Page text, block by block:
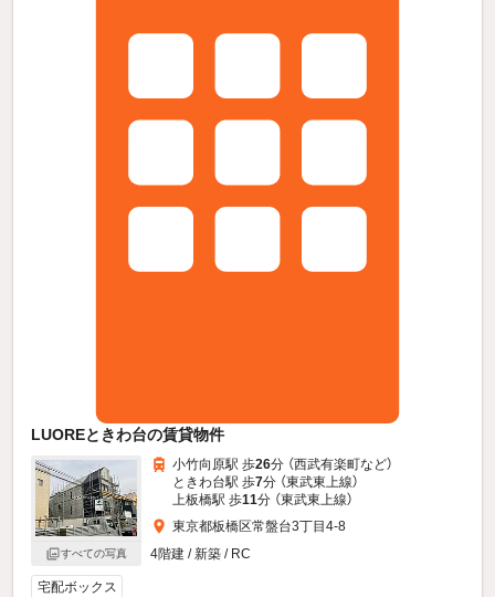
LUOREときわ台の賃貸物件
すべての写真
小竹向原駅 歩26分 （西武有楽町など）
ときわ台駅 歩7分 （東武東上線）
上板橋駅 歩11分 （東武東上線）
東京都板橋区常盤台3丁目4-8
4階建 / 新築 / RC
宅配ボックス